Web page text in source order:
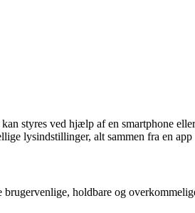
styres ved hjælp af en smartphone
lysindstillinger, alt sammen fra en
holdbare og